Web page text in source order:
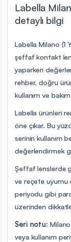
Labella
detaylı bilgi
Labella Milano (1
şeffaf kontakt
yaparken
rehber, doğru
kullanım ve
Labella ürünleri
öne çıkar. Bu
serinin kullanım
değerlendirmek
Şeffaf lenslerde
ve reçete uyumu
periyodu gibi
üzerinden
Seri notu:
veya kullanım